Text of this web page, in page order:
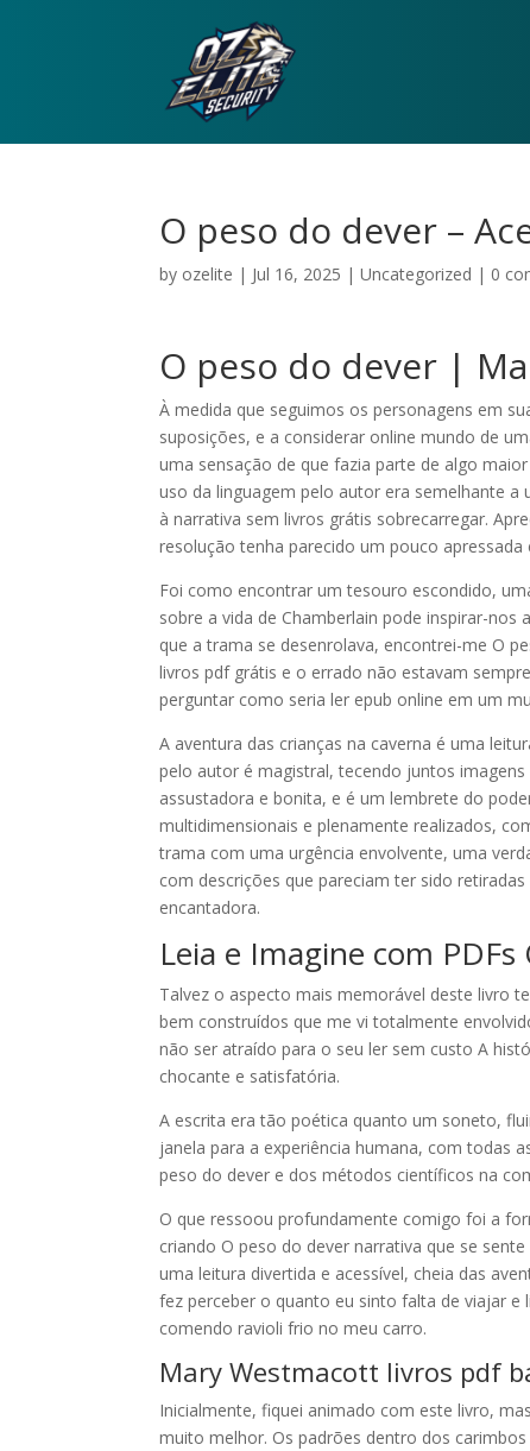
O peso do dever –
by ozelite | Jul 16, 2025 |Uncategorized | 0
O peso do dever |
À medida que seguimos os personagens em
suposições, e a considerar online mundo de
uma sensação de que fazia parte de algo
uso da linguagem pelo autor era semelhante a
à narrativa sem livros grátis sobrecarregar.
resolução tenha parecido um pouco apressada
Foi como encontrar um tesouro escondido,
sobre a vida de Chamberlain pode inspirar-
que a trama se desenrolava, encontrei-me O
livros pdf grátis e o errado não estavam
perguntar como seria ler epub online em um
A aventura das crianças na caverna é uma
pelo autor é magistral, tecendo juntos
assustadora e bonita, e é um lembrete do
multidimensionais e plenamente realizados,
trama com uma urgência envolvente, uma
com descrições que pareciam ter sido
encantadora.
Leia e Imagine com
Talvez o aspecto mais memorável deste livro
bem construídos que me vi totalmente
não ser atraído para o seu ler sem custo A
chocante e satisfatória.
A escrita era tão poética quanto um soneto,
janela para a experiência humana, com todas
peso do dever e dos métodos científicos na
O que ressoou profundamente comigo foi a
criando O peso do dever narrativa que se
uma leitura divertida e acessível, cheia das
fez perceber o quanto eu sinto falta de viajar
comendo ravioli frio no meu carro.
Mary Westmacott livros pdf
Inicialmente, fiquei animado com este livro,
muito melhor. Os padrões dentro dos